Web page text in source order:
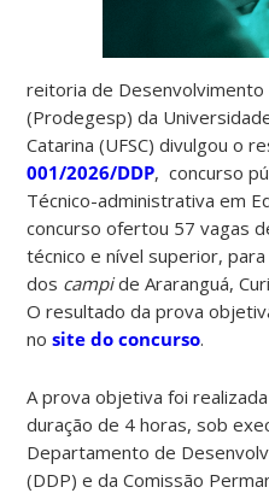
reitoria de
(Prodegesp) da
Catarina (UFSC) divulgou o
001/2026/DDP, concurso
Técnico-administrativa em
concurso ofertou 57 vagas
técnico e nível superior,
dos campide Araranguá,
O resultado da prova
nosite do concurso.
A prova objetiva foi
duração de 4 horas, sob
Departamento de
(DDP) e da Comissão